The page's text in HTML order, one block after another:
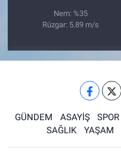
Nem: %35
Rüzgar: 5.89 m/s
GÜNDEM ASAYİŞ SPOR
SAĞLIK
YAŞAM